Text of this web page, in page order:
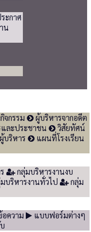
ะกาศ
น
จกรรม
ผู้บริหารจากอดีต
และประชาชน
วิสัยทัศน์
ผู้บริหาร
แผนที่โรงเรียน
กลุ่มบริหารงานงบ
บริหารงานทั่วไป
กลุ่ม
ความ
แบบฟอร์มต่างๆ